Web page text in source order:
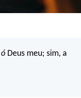
ó Deus meu; sim, a